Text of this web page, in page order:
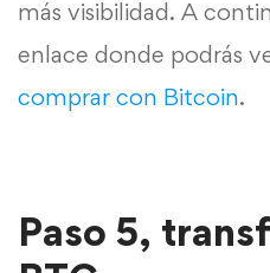
más visibilidad. A
enlace donde podrás
comprar con Bitcoin.
Paso 5,